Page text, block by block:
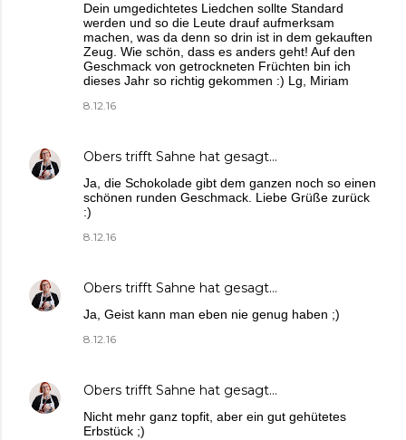
Dein umgedichtetes Liedchen sollte Standard
werden und so die Leute drauf aufmerksam
machen, was da denn so drin ist in dem gekauften
Zeug. Wie schön, dass es anders geht! Auf den
Geschmack von getrockneten Früchten bin ich
dieses Jahr so richtig gekommen :) Lg, Miriam
8.12.16
Obers trifft Sahne hat gesagt…
Ja, die Schokolade gibt dem ganzen noch so einen
schönen runden Geschmack. Liebe Grüße zurück
:)
8.12.16
Obers trifft Sahne hat gesagt…
Ja, Geist kann man eben nie genug haben ;)
8.12.16
Obers trifft Sahne hat gesagt…
Nicht mehr ganz topfit, aber ein gut gehütetes
Erbstück ;)